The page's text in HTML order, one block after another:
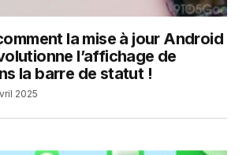
la mise à jour Android
l’affichage de
la barre de statut !
2025